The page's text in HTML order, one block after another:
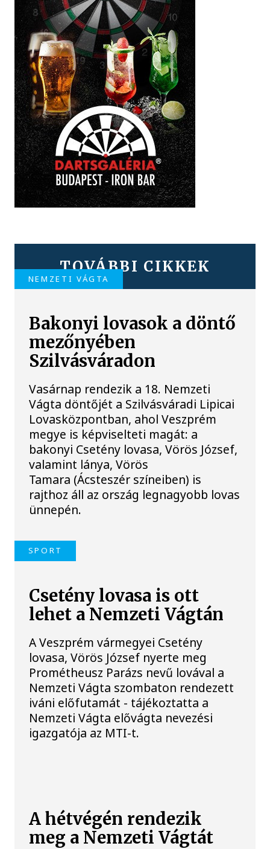
TOVÁBBI CIKKEK
NEMZETI VÁGTA
Bakonyi lovasok a döntő
mezőnyében
Szilvásváradon
Vasárnap rendezik a 18. Nemzeti
Vágta döntőjét a Szilvásváradi Lipicai
Lovasközpontban, ahol Veszprém
megye is képviselteti magát: a
bakonyi Csetény lovasa, Vörös József,
valamint lánya, Vörös
Tamara (Ácsteszér színeiben) is
rajthoz áll az ország legnagyobb lovas
ünnepén.
SPORT
Csetény lovasa is ott
lehet a Nemzeti Vágtán
A Veszprém vármegyei Csetény
lovasa, Vörös József nyerte meg
Prométheusz Parázs nevű lovával a
Nemzeti Vágta szombaton rendezett
iváni előfutamát - tájékoztatta a
Nemzeti Vágta elővágta nevezési
igazgatója az MTI-t.
A hétvégén rendezik
meg a Nemzeti Vágtát